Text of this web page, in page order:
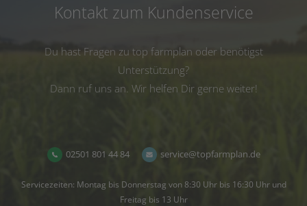
Kontakt zum Kundenservice
Du hast Fragen zu top farmplan oder benötigst
Unterstützung?
Dann ruf uns an. Wir helfen Dir gerne weiter!
02501 801 44 84 service@topfarmplan.de
Servicezeiten: Montag bis Donnerstag von 8:30 Uhr bis 16:30 Uhr und
Freitag bis 13 Uhr